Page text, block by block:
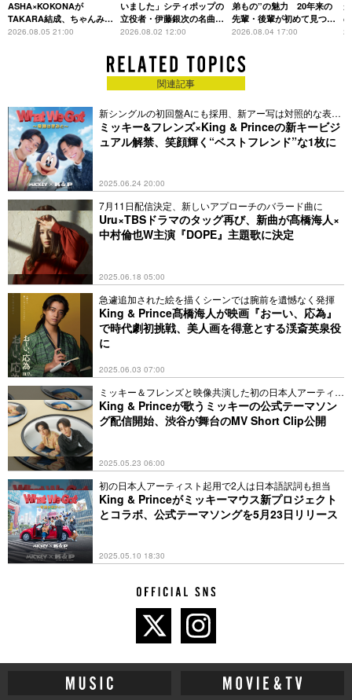
ASHA×KOKONAが
TAKARA結成、ちゃんみな
主宰レーベル第2弾アーテ
2026.08.05 21:00
いました」シティポップの
立役者・伊藤銀次の名曲回
想録
2026.08.02 12:00
存在
弟もの”の魅力 20年来の
先輩・後輩が初めて見つけ
た互いの共通点とは
2026.08.04 17:00
関連記事
新シングルの初回盤Aにも採用、新アー写は対照的な表情
に
ミッキー&フレンズ×King & Princeの新キービジ
ュアル解禁、笑顔輝く“ベストフレンド”な1枚に
2025.06.24 20:00
7月11日配信決定、新しいアプローチのバラード曲に
Uru×TBSドラマのタッグ再び、新曲が髙橋海人×
中村倫也W主演『DOPE』主題歌に決定
2025.06.18 05:00
急遽追加された絵を描くシーンでは腕前を遺憾なく発揮
King & Prince髙橋海人が映画『おーい、応為』
で時代劇初挑戦、美人画を得意とする渓斎英泉役
に
2025.06.03 07:00
ミッキー＆フレンズと映像共演した初の日本人アーティス
トに
King & Princeが歌うミッキーの公式テーマソン
グ配信開始、渋谷が舞台のMV Short Clip公開
2025.05.23 06:00
初の日本人アーティスト起用で2人は日本語訳詞も担当
King & Princeがミッキーマウス新プロジェクト
とコラボ、公式テーマソングを5月23日リリース
2025.05.10 18:30